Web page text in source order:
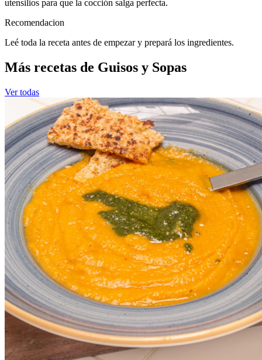
utensilios para que la cocción salga perfecta.
Recomendacion
Leé toda la receta antes de empezar y prepará los ingredientes.
Más recetas de Guisos y Sopas
Ver todas